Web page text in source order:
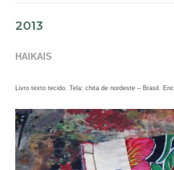
2013
HAIKAIS
Livro texto tecido.Tela: chita de nordeste – Brasil.